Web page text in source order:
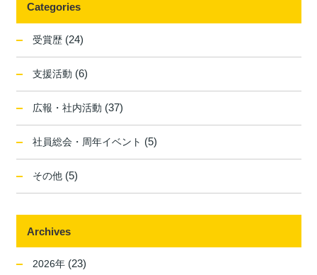
Categories
受賞歴 (24)
支援活動 (6)
広報・社内活動 (37)
社員総会・周年イベント (5)
その他 (5)
Archives
2026年 (23)